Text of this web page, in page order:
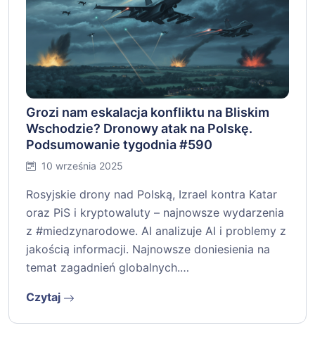
Grozi nam eskalacja konfliktu na Bliskim
Wschodzie? Dronowy atak na Polskę.
Podsumowanie tygodnia #590
10 września 2025
Rosyjskie drony nad Polską, Izrael kontra Katar
oraz PiS i kryptowaluty – najnowsze wydarzenia
z #miedzynarodowe. AI analizuje AI i problemy z
jakością informacji. Najnowsze doniesienia na
temat zagadnień globalnych.…
Czytaj